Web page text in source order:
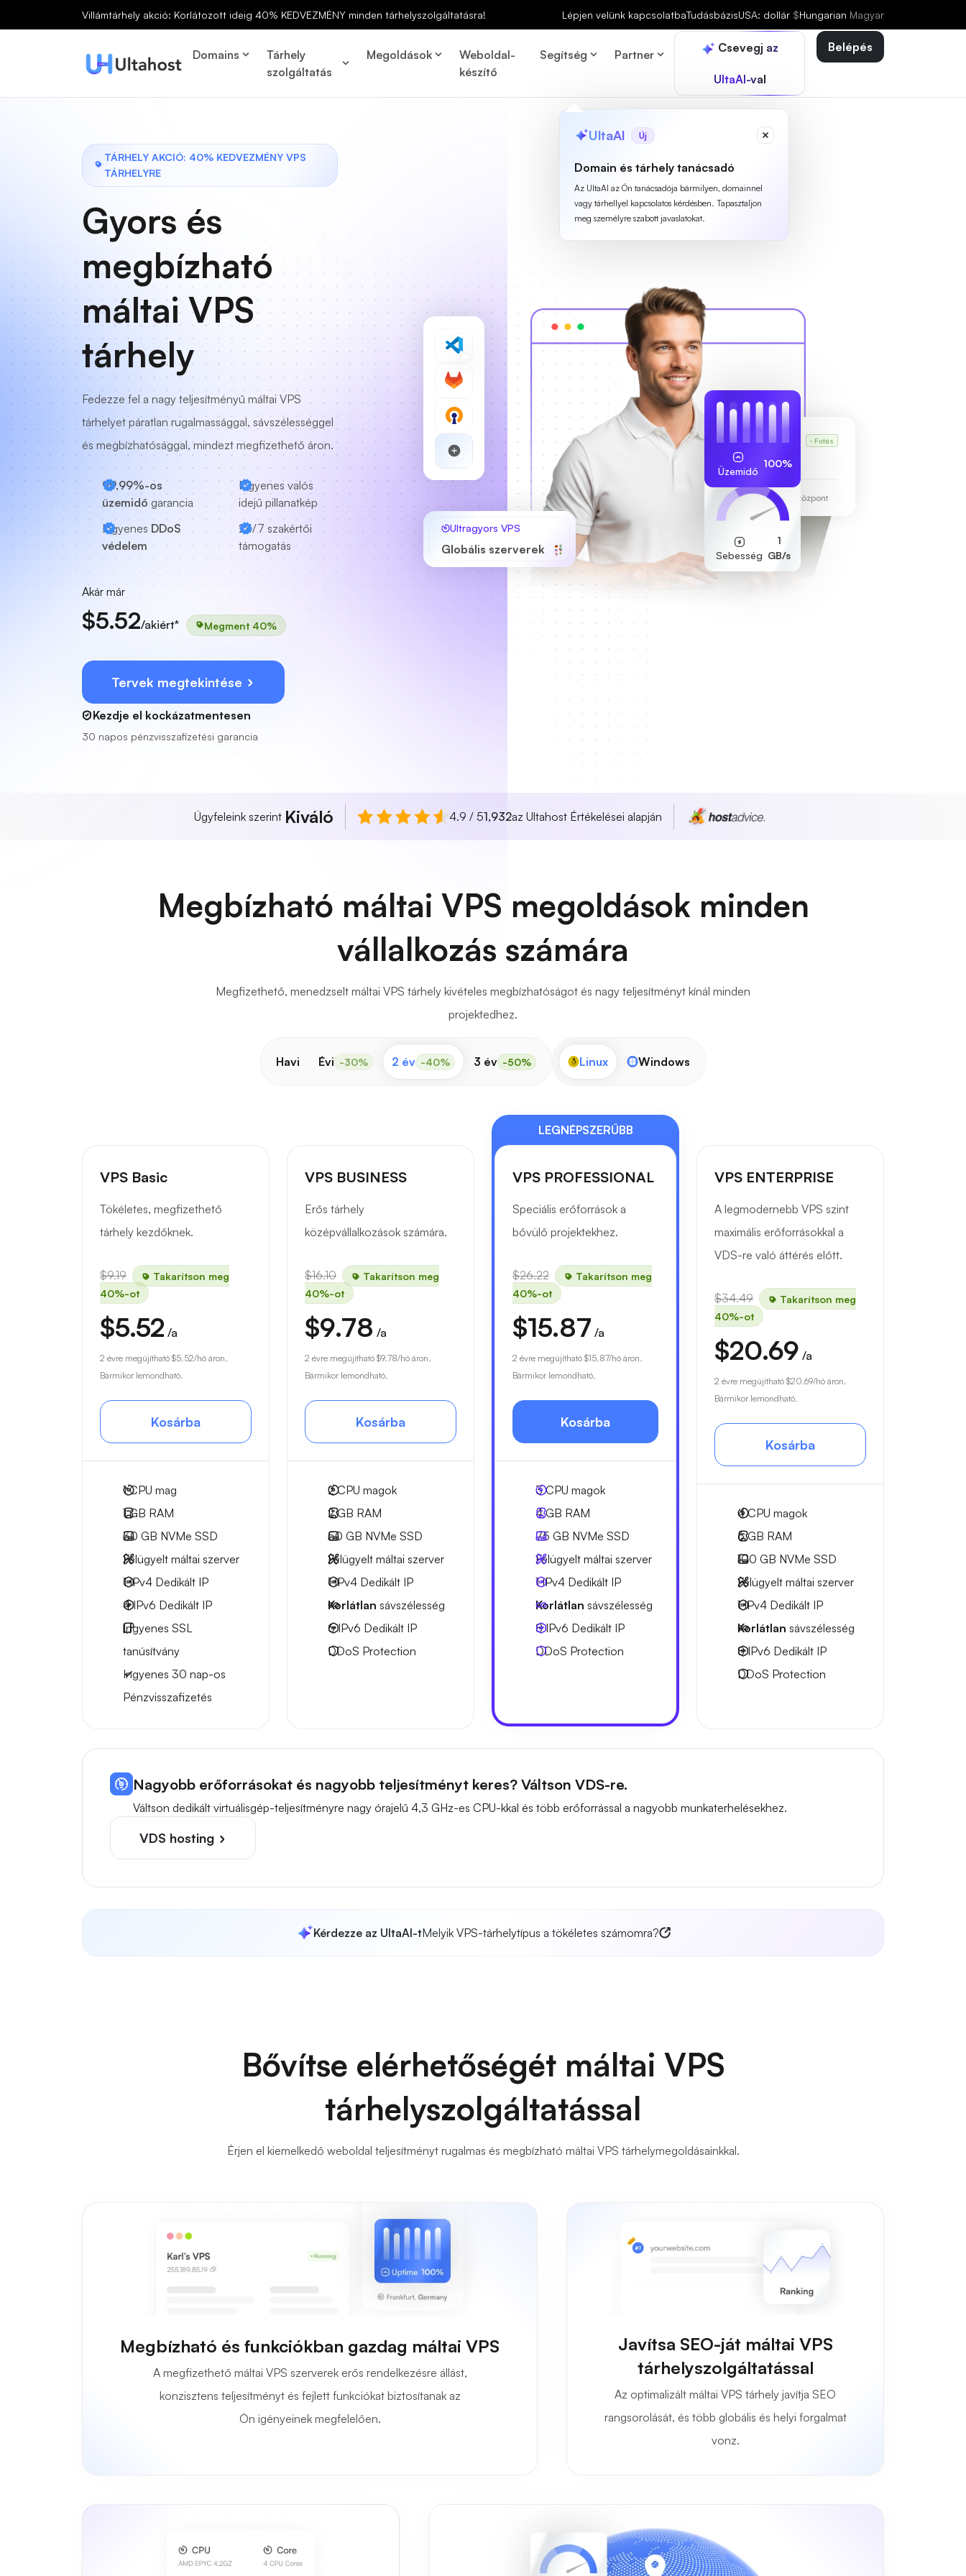
Villámtárhely akció: Korlátozott ideig 40% KEDVEZMÉNY minden tárhelyszolgáltatásra! Lépjen velünk kapcsolatbaTudásbázisUSA: dollár $Hungarian Magyar
Domains
Tárhely
szolgáltatás
Megoldások
Weboldal-
készítő
Segítség Partner Csevegj az
UltaAI-val
UltaAI Új
Domain és tárhely tanácsadó
Az UltaAI az Ön tanácsadója bármilyen, domainnel
vagy tárhellyel kapcsolatos kérdésben. Tapasztaljon
meg személyre szabott javaslatokat.
Belépés
TÁRHELY AKCIÓ: 40% KEDVEZMÉNY VPS
TÁRHELYRE
Gyors és
megbízható
máltai VPS
tárhely
Fedezze fel a nagy teljesítményű máltai VPS
tárhelyet páratlan rugalmassággal, sávszélességgel
és megbízhatósággal, mindezt megfizethető áron.
99,99%-os
üzemidő garancia
Ingyenes valós
idejű pillanatkép
Ingyenes DDoS
védelem
24/7 szakértői
támogatás
Akár már
$5.52/akiért* Megment 40%
Tervek megtekintése
Kezdje el kockázatmentesen
30 napos pénzvisszafizetési garancia
Karl VPS-e Futás
255.189.85.19
Frankfurti adatközpont
Sebesség
1
GB/s
Üzemidő
100%
Ultragyors VPS
Globális szerverek
Ügyfeleink szerint Kiváló 4.9 / 51,932az Ultahost Értékelései alapján
Megbízható máltai VPS megoldások minden
vállalkozás számára
Megfizethető, menedzselt máltai VPS tárhely kivételes megbízhatóságot és nagy teljesítményt kínál minden
projektedhez.
Havi Évi -30% 2 év -40% 3 év -50% Linux Windows
VPS Basic
Tökéletes, megfizethető
tárhely kezdőknek.
$9.19
Takarítson meg
40%-ot
$5.52 /a
2 évre megújítható $5.52/hó áron.
Bármikor lemondható.
Kosárba
1CPU mag
1 GB RAM
30 GB NVMe SSD
Felügyelt máltai szerver
1 IPv4 Dedikált IP
4 IPv6 Dedikált IP
Ingyenes SSL
tanúsítvány
Ingyenes 30 nap-os
Pénzvisszafizetés
VPS BUSINESS
Erős tárhely
középvállalkozások számára.
$16.10
Takarítson meg
40%-ot
$9.78 /a
2 évre megújítható $9.78/hó áron.
Bármikor lemondható.
Kosárba
2CPU magok
2 GB RAM
50 GB NVMe SSD
Felügyelt máltai szerver
1 IPv4 Dedikált IP
Korlátlan sávszélesség
6 IPv6 Dedikált IP
DDoS Protection
LEGNÉPSZERŰBB
VPS PROFESSIONAL
Speciális erőforrások a
bővülő projektekhez.
$26.22
Takarítson meg
40%-ot
$15.87 /a
2 évre megújítható $15.87/hó áron.
Bármikor lemondható.
Kosárba
3CPU magok
4 GB RAM
75 GB NVMe SSD
Felügyelt máltai szerver
1 IPv4 Dedikált IP
Korlátlan sávszélesség
8 IPv6 Dedikált IP
DDoS Protection
VPS ENTERPRISE
A legmodernebb VPS szint
maximális erőforrásokkal a
VDS-re való áttérés előtt.
$34.49
Takarítson meg
40%-ot
$20.69 /a
2 évre megújítható $20.69/hó áron.
Bármikor lemondható.
Kosárba
4CPU magok
6 GB RAM
100 GB NVMe SSD
Felügyelt máltai szerver
1 IPv4 Dedikált IP
Korlátlan sávszélesség
8 IPv6 Dedikált IP
DDoS Protection
Nagyobb erőforrásokat és nagyobb teljesítményt keres? Váltson VDS-re.
Váltson dedikált virtuálisgép-teljesítményre nagy órajelű 4,3 GHz-es CPU-kkal és több erőforrással a nagyobb munkaterhelésekhez.
VDS hosting
Kérdezze az UltaAI-tMelyik VPS-tárhelytípus a tökéletes számomra?
Bővítse elérhetőségét máltai VPS
tárhelyszolgáltatással
Érjen el kiemelkedő weboldal teljesítményt rugalmas és megbízható máltai VPS tárhelymegoldásainkkal.
Megbízható és funkciókban gazdag máltai VPS
A megfizethető máltai VPS szerverek erős rendelkezésre állást,
konzisztens teljesítményt és fejlett funkciókat biztosítanak az
Ön igényeinek megfelelően.
Javítsa SEO-ját máltai VPS
tárhelyszolgáltatással
Az optimalizált máltai VPS tárhely javítja SEO
rangsorolását, és több globális és helyi forgalmat
vonz.